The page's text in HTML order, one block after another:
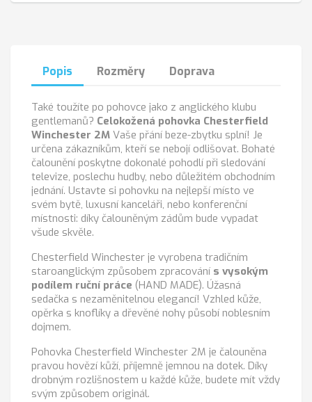
Popis Rozměry Doprava
Také toužíte po pohovce jako z anglického klubu
gentlemanů? Celokožená pohovka Chesterfield
Winchester 2M Vaše přání beze-zbytku splní! Je
určena zákazníkům, kteří se nebojí odlišovat. Bohaté
čalounění poskytne dokonalé pohodlí při sledování
televize, poslechu hudby, nebo důležitém obchodním
jednání. Ustavte si pohovku na nejlepší místo ve
svém bytě, luxusní kanceláři, nebo konferenční
místnosti: díky čalouněným zádům bude vypadat
všude skvěle.
Chesterfield Winchester je vyrobena tradičním
staroanglickým způsobem zpracování s vysokým
podílem ruční práce (HAND MADE). Úžasná
sedačka s nezaměnitelnou elegancí! Vzhled kůže,
opěrka s knoflíky a dřevěné nohy působí noblesním
dojmem.
Pohovka Chesterfield Winchester 2M je čalouněna
pravou hovězí kůží, příjemně jemnou na dotek. Díky
drobným rozlišnostem u každé kůže, budete mít vždy
svým způsobem originál.